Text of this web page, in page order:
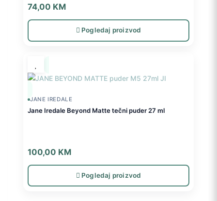
74,00 KM
Pogledaj proizvod
JANE IREDALE
Jane Iredale Beyond Matte tečni puder 27 ml
100,00 KM
Pogledaj proizvod